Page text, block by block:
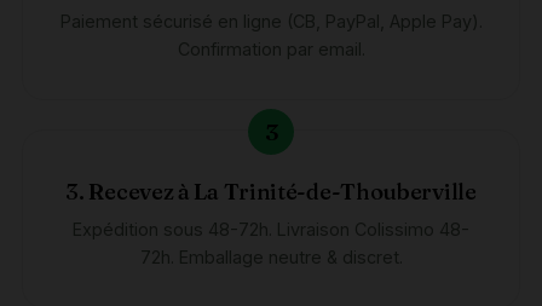
Paiement sécurisé en ligne (CB, PayPal, Apple Pay).
Confirmation par email.
3. Recevez à La Trinité-de-Thouberville
Expédition sous 48-72h. Livraison Colissimo 48-
72h. Emballage neutre & discret.